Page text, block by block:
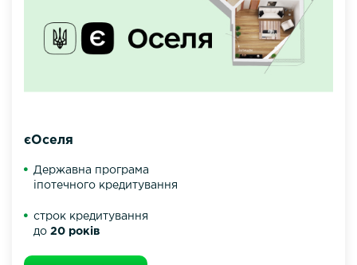
єОселя
Державна програма
іпотечного кредитування
строк кредитування
до 20 років